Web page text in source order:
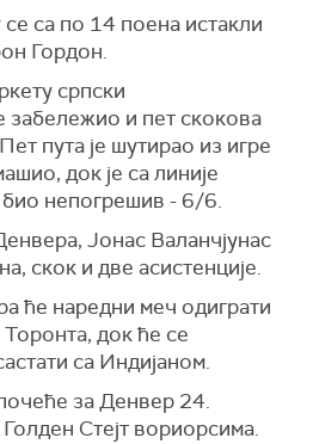
са по 14 поена истакли
Гордон.
српски
забележио и пет скокова
пута је шутирао из игре
док је са линије
непогрешив - 6/6.
Јонас Валанчјунас
скок и две асистенције.
ће наредни меч одиграти
док ће се
са Индијаном.
за Денвер 24.
Стејт вориорсима.